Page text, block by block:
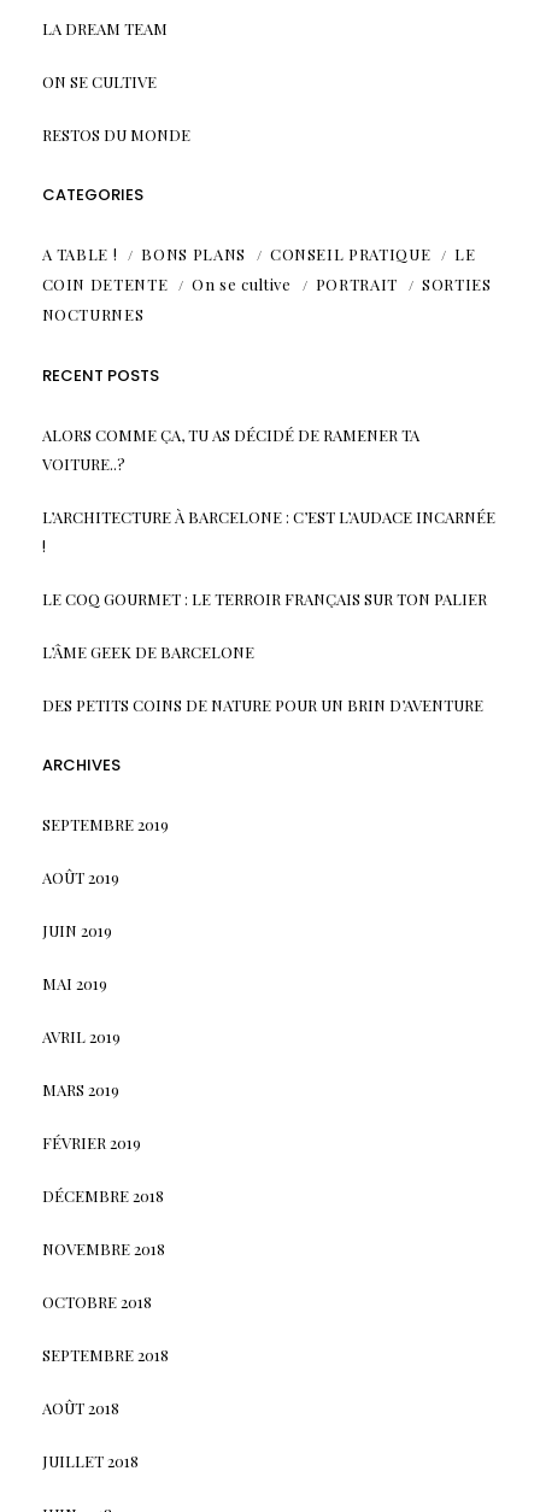
LA DREAM TEAM
ON SE CULTIVE
RESTOS DU MONDE
CATEGORIES
A TABLE ! BONS PLANS CONSEIL PRATIQUE
LE
COIN DETENTE
On se cultive PORTRAIT
SORTIES
NOCTURNES
RECENT POSTS
ALORS COMME ÇA, TU AS DÉCIDÉ DE RAMENER TA
VOITURE..?
L’ARCHITECTURE À BARCELONE : C’EST L’AUDACE INCARNÉE
!
LE COQ GOURMET : LE TERROIR FRANÇAIS SUR TON PALIER
L’ÂME GEEK DE BARCELONE
DES PETITS COINS DE NATURE POUR UN BRIN D’AVENTURE
ARCHIVES
SEPTEMBRE 2019
AOÛT 2019
JUIN 2019
MAI 2019
AVRIL 2019
MARS 2019
FÉVRIER 2019
DÉCEMBRE 2018
NOVEMBRE 2018
OCTOBRE 2018
SEPTEMBRE 2018
AOÛT 2018
JUILLET 2018